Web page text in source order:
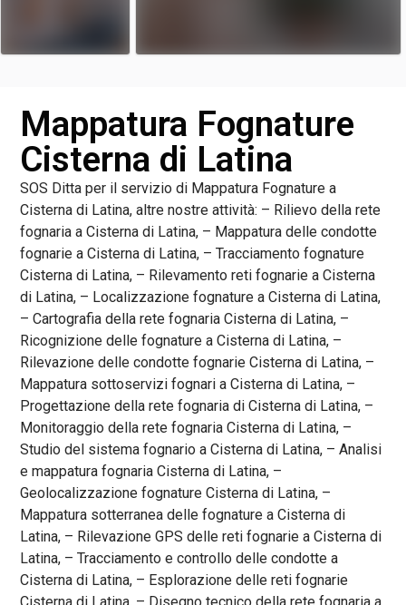
Mappatura Fognature
Cisterna di Latina
SOS Ditta per il servizio di Mappatura Fognature a
Cisterna di Latina, altre nostre attività: – Rilievo della rete
fognaria a Cisterna di Latina, – Mappatura delle condotte
fognarie a Cisterna di Latina, – Tracciamento fognature
Cisterna di Latina, – Rilevamento reti fognarie a Cisterna
di Latina, – Localizzazione fognature a Cisterna di Latina,
– Cartografia della rete fognaria Cisterna di Latina, –
Ricognizione delle fognature a Cisterna di Latina, –
Rilevazione delle condotte fognarie Cisterna di Latina, –
Mappatura sottoservizi fognari a Cisterna di Latina, –
Progettazione della rete fognaria di Cisterna di Latina, –
Monitoraggio della rete fognaria Cisterna di Latina, –
Studio del sistema fognario a Cisterna di Latina, – Analisi
e mappatura fognaria Cisterna di Latina, –
Geolocalizzazione fognature Cisterna di Latina, –
Mappatura sotterranea delle fognature a Cisterna di
Latina, – Rilevazione GPS delle reti fognarie a Cisterna di
Latina, – Tracciamento e controllo delle condotte a
Cisterna di Latina, – Esplorazione delle reti fognarie